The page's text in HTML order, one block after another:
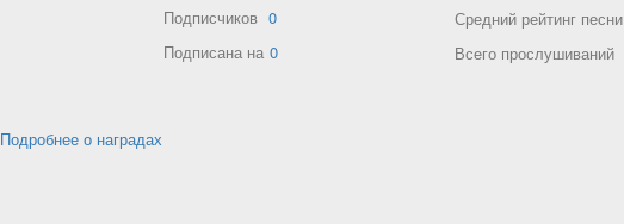
Подписчиков 0
Подписана на 0
Средний рейтинг песни
Всего прослушиваний
Подробнее о наградах